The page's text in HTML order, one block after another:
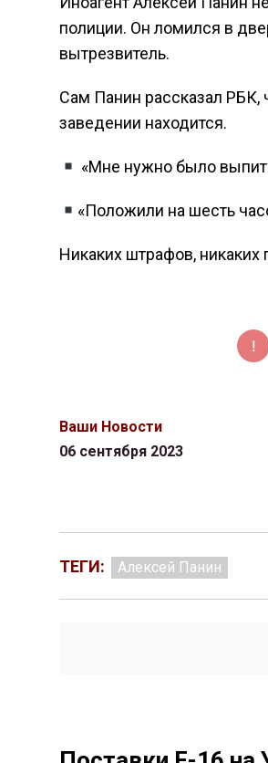
полиции. Он ломился в
вытрезвитель.
Сам Панин рассказал РБК,
заведении находится.
«Мне нужно было
«Положили на шесть
Никаких штрафов,
Ваши Новости
06 сентября 2023
ТЕГИ: Алексей Панин